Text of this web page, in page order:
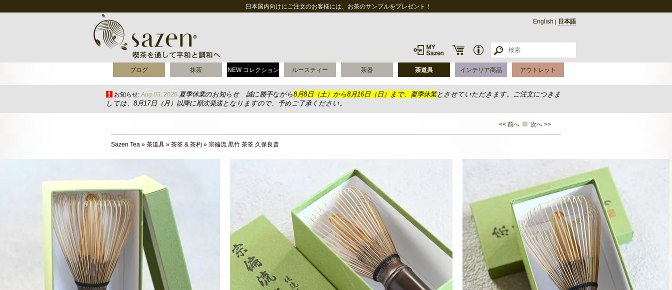
日本国内向けにご注文のお客様には、お茶のサンプルをプレゼント！
English | 日本語
ブログ 抹茶 NEW コレクション ルースティー 茶器 茶道具 インテリア商品 アウトレット
お知らせ: Aug 03, 2026 夏季休業のお知らせ 誠に勝手ながら8月8日（土）から8月16日（日）まで、夏季休業とさせていただきます。ご注文につきま
しては、8月17日（月）以降に順次発送となりますので、予めご了承ください。
<< 前へ 次へ >>
Sazen Tea » 茶道具 » 茶筌 & 茶杓 » 宗徧流 黒竹 茶筌 久保良斎